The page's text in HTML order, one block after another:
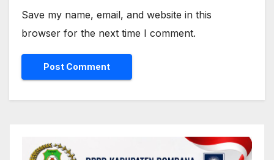
Save my name, email, and website in this
browser for the next time I comment.